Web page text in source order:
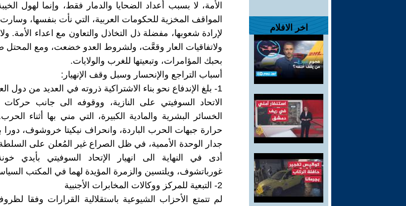
اخر الافلام
الأمة، لا بسبب أعداد الضحايا والدمار فقط، وإنما لهول
المواقف المخزية للحكومات العربية، التي نأت بنفسها،
لإرادة شعوبها، مفضلة ذل التخاذل والتعاون مع اعداء
ولاتفاقيات العار وقعَّت، ولشروط العدو خضعت، ومع المحتل
بحبك المؤامرات، وتبعيتها للغرب والولايات.
أسباب التراجع والإنحسار وسبل وقف الإنهيار:
1- بلغ الإندفاع نحو بناء الاشتراكية ذروته في العديد من دول
الاتحاد السوفيتي على النازية، ووقوفه الى جانب حركات
الخسائر البشرية والمادية الكبيرة، التي مني بها أثناء
حرارة جبهات الحرب الباردة، وانحراف نيكيتا خروشوف،
جدار الوحدة الأممية، في ظل الصراع غير المُعلن على
أدى في النهاية الى انهيار الإتحاد السوفيتي بأيدي
غورباتشوف، ويلتسين والزمرة المؤيدة لهما في المكتب
2- التبعية للمركز ووكالات المخابرات الأجنبية
لم تتمتع الأحزاب الشيوعية باستقلالية القرارات وفقا